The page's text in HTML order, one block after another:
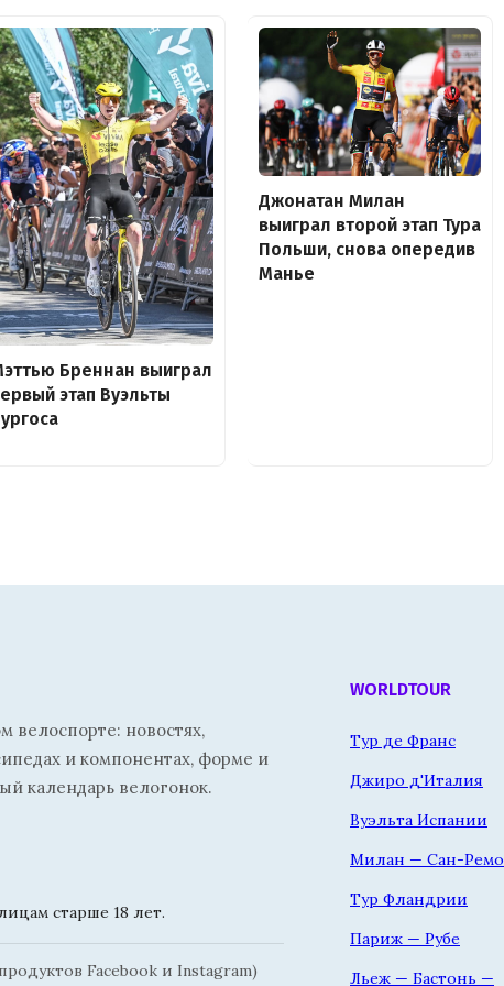
Бреннан выиграл
этап Вуэльты
Джонатан Милан
выиграл второй этап Тура
Польши, снова опередив
Манье
велоспорте: новостях,
и компонентах, форме и
календарь велогонок.
старше 18 лет.
Facebook и Instagram)
WORLDTOUR
Тур де Франс
Джиро д'Италия
Вуэльта Испании
Милан — Сан-Ремо
Тур Фландрии
Париж — Рубе
Льеж — Бастонь —